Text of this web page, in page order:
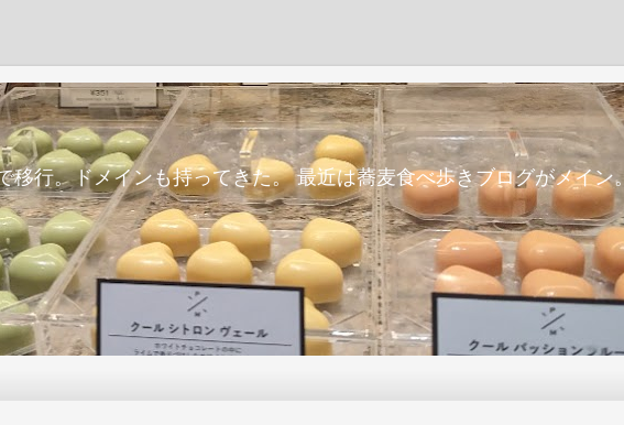
行。ドメインも持ってきた。 最近は蕎麦食べ歩きブログがメイン。